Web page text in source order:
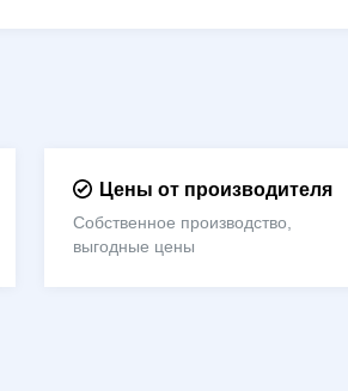
Цены от производителя
Собственное производство,
выгодные цены